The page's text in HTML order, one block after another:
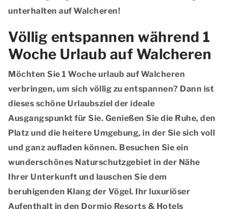
unterhalten auf Walcheren!
Völlig entspannen während 1
Woche Urlaub auf Walcheren
Möchten Sie 1 Woche urlaub auf Walcheren
verbringen, um sich völlig zu entspannen? Dann ist
dieses schöne Urlaubsziel der ideale
Ausgangspunkt für Sie. Genießen Sie die Ruhe, den
Platz und die heitere Umgebung, in der Sie sich voll
und ganz aufladen können. Besuchen Sie ein
wunderschönes Naturschutzgebiet in der Nähe
Ihrer Unterkunft und lauschen Sie dem
beruhigenden Klang der Vögel. Ihr luxuriöser
Aufenthalt in den Dormio Resorts & Hotels